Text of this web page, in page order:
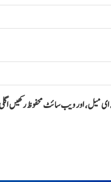
ای میل، اور ویب سائٹ محفوظ رکھیں